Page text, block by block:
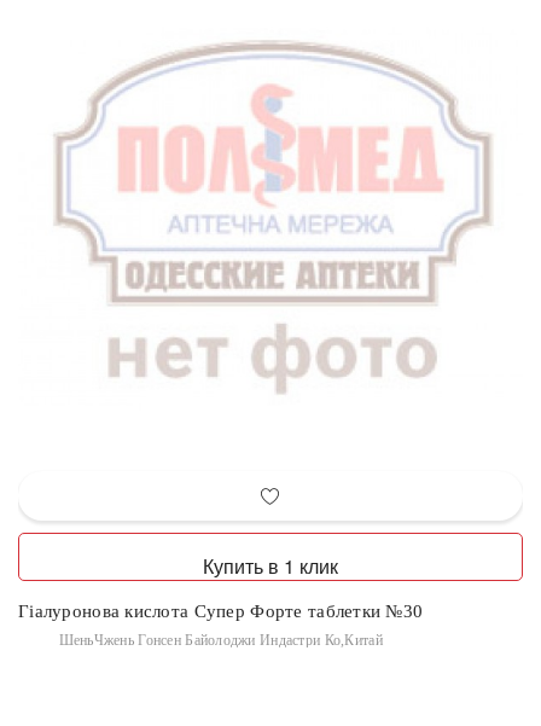
Купить в 1 клик
Гіалуронова кислота Супер Форте таблетки №30
ШеньЧжень Гонсен Байолоджи Индастри Ко,Китай